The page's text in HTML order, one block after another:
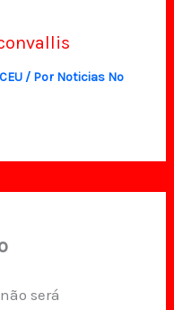
/ Por Noticias No
será